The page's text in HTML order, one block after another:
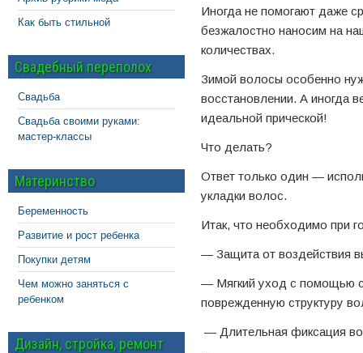
Иногда не помогают даже
безжалостно наносим на
количествах.
Зимой волосы особенно
восстановлении. А иногда
идеальной прической!
Что делать?
Ответ только один —
укладки волос.
Итак, что необходимо при
— Защита от воздействия
— Мягкий уход с помощью
поврежденную структуру
— Длительная фиксация
Как быть стильной
Свадебный переполох
Свадьба
Свадьба своими руками:
мастер-классы
Материнство
Беременность
Развитие и рост ребенка
Покупки детям
Чем можно заняться с
ребенком
Дизайн, стройка, ремонт